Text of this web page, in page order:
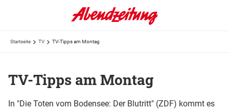
Startseite TV TV-Tipps am Montag
TV-Tipps am Montag
In "Die Toten vom Bodensee: Der Blutritt" (ZDF) kommt es